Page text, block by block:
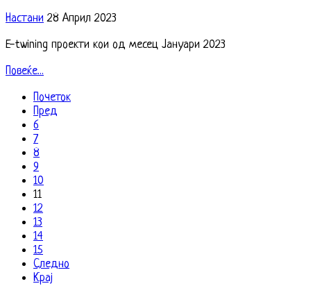
Настани 28 Април 2023
E-twining проекти кои од месец Јануари 2023
Повеќе...
Почеток
Пред
6
7
8
9
10
11
12
13
14
15
Следно
Крај